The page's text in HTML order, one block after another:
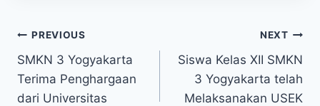
Navigasi
pos
PREVIOUS
SMKN 3 Yogyakarta
Terima Penghargaan
dari Universitas
NEXT
Siswa Kelas XII SMKN
3 Yogyakarta telah
Melaksanakan USEK